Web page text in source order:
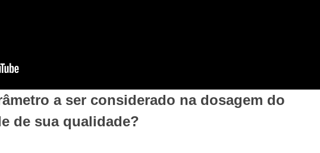
a ser considerado na dosagem do
de sua qualidade?